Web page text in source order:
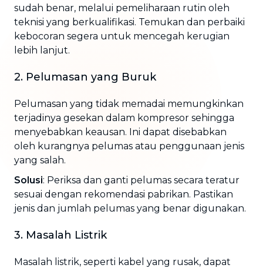
sudah benar, melalui pemeliharaan rutin oleh
teknisi yang berkualifikasi. Temukan dan perbaiki
kebocoran segera untuk mencegah kerugian
lebih lanjut.
2. Pelumasan yang Buruk
Pelumasan yang tidak memadai memungkinkan
terjadinya gesekan dalam kompresor sehingga
menyebabkan keausan. Ini dapat disebabkan
oleh kurangnya pelumas atau penggunaan jenis
yang salah.
Solusi: Periksa dan ganti pelumas secara teratur
sesuai dengan rekomendasi pabrikan. Pastikan
jenis dan jumlah pelumas yang benar digunakan.
3. Masalah Listrik
Masalah listrik, seperti kabel yang rusak, dapat